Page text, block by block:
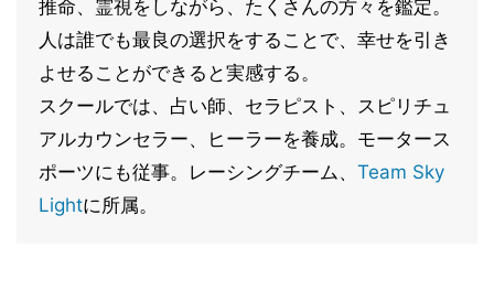
推命、霊視をしながら、たくさんの方々を鑑定。
人は誰でも最良の選択をすることで、幸せを引き
よせることができると実感する。
スクールでは、占い師、セラピスト、スピリチュ
アルカウンセラー、ヒーラーを養成。モータース
ポーツにも従事。レーシングチーム、 Team Sky
Lightに所属。